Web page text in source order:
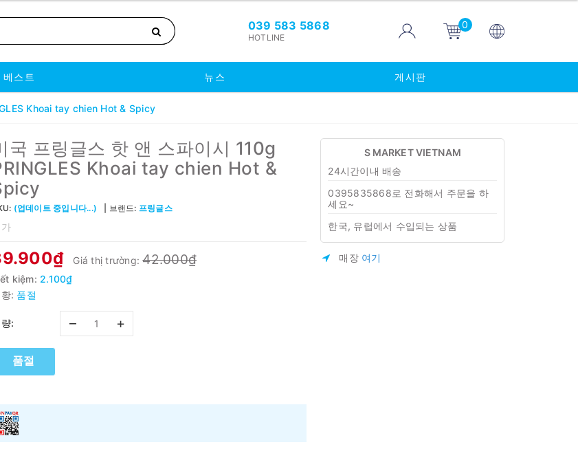
039 583 5868
HOTLINE
0
베스트 뉴스 게시판
Khoai tay chien Hot & Spicy
국 프링글스 핫 앤 스파이시 110g
Khoai tay chien Hot &
(업데이트 중입니다...) 브랜드: 프링글스
Giá thị trường:42.000₫
kiệm: 2.100₫
: 품절
: – +
품절
S MARKET VIETNAM
24시간이내 배송
0395835868로 전화해서 주문을 하
세요~
한국, 유럽에서 수입되는 상품
매장 여기